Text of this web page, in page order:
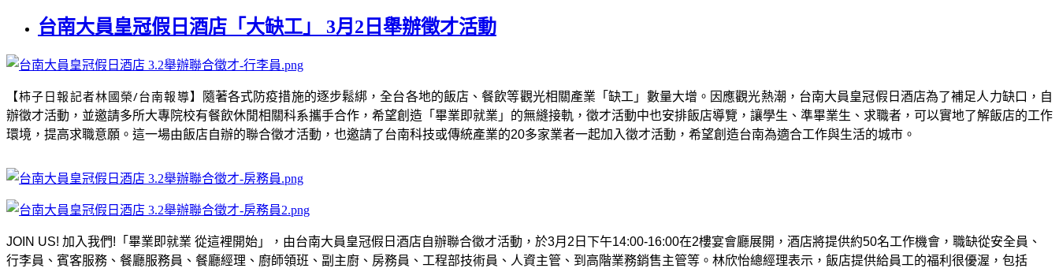
台南大員皇冠假日酒店「大缺工」 3月2日舉辦徵才活動
【柿子日報記者林國榮/台南報導】
隨著各式防疫措施的逐步鬆綁，全台各地的飯店、餐飲等觀光相關產業「缺工」數量大增。因應觀光熱潮，台南大員皇冠假日酒店為了補足人力缺口，自
辦徵才活動，並邀請多所大專院校有餐飲休閒相關科系攜手合作，希望創造「畢業即就業」的無縫接軌，徵才活動中也安排飯店導覽，讓學生、準畢業生、求職者，可以實地了解飯店的工作
環境，提高求職意願。這一場由飯店自辦的聯合徵才活動，也邀請了台南科技或傳統產業的20多家業者一起加入徵才活動，希望創造台南為適合工作與生活的城市。
JOIN US! 加入我們! 「畢業即就業 從這裡開始」，由台南大員皇冠假日酒店自辦聯合徵才活動，於3月 2 日下午14:00-16:00在2樓宴會廳展開，酒店將提供約50名工作機會，職缺從安全員、
行李員、賓客服務、餐廳服務員、餐廳經理、廚師領班、副主廚、房務員、工程部技術員、人資主管、到高階業務銷售主管等。林欣怡總經理表示，飯店提供給員工的福利很優渥，包括